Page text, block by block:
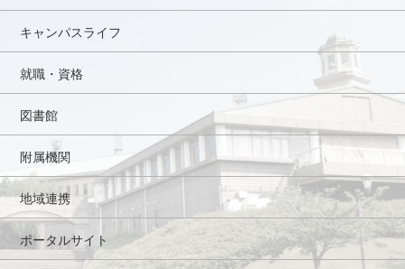
キャンパスライフ
就職・資格
図書館
附属機関
地域連携
ポータルサイト